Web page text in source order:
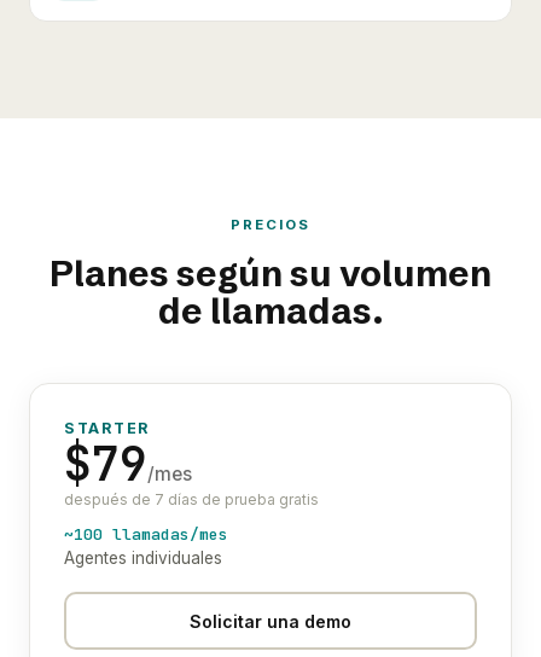
PRECIOS
Planes según su volumen
de llamadas.
STARTER
$79/mes
después de 7 días de prueba gratis
~100 llamadas/mes
Agentes individuales
Solicitar una demo